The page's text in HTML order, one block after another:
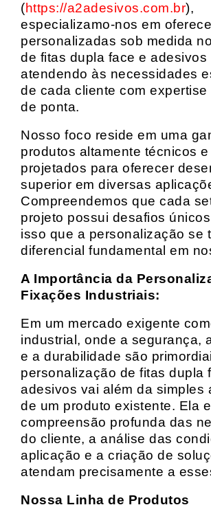
(https://a2adesivos.com.br),
especializamo-nos em
personalizadas sob medida
de fitas dupla face e adesivos
atendendo às necessidades
de cada cliente com expertise
de ponta.
Nosso foco reside em uma
produtos altamente técnicos
projetados para oferecer
superior em diversas
Compreendemos que cada
projeto possui desafios
isso que a personalização se
diferencial fundamental em
A Importância da
Fixações Industriais:
Em um mercado exigente
industrial, onde a segurança,
e a durabilidade são
personalização de fitas dupla
adesivos vai além da simples
de um produto existente. Ela
compreensão profunda das
do cliente, a análise das
aplicação e a criação de
atendam precisamente a
Nossa Linha de Produtos